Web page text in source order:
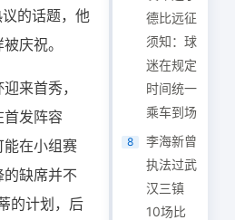
的话题，他
庆祝。
来首秀，
发阵容
能在小组赛
的缺席并不
的计划，后
德比远征
须知：球
迷在规定
时间统一
乘车到场
8
李海新曾
执法过武
汉三镇
10场比